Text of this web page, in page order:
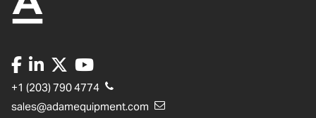
+1 (203) 790 4774
sales@adamequipment.com